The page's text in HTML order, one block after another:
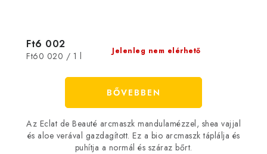
Jelenleg nem elérhető
Ft6 002
Egységár:
Ft60 020 / 1 l
BŐVEBBEN
Az Eclat de Beauté arcmaszk mandulamézzel, shea vajjal
és aloe verával gazdagított. Ez a bio arcmaszk táplálja és
puhítja a normál és száraz bőrt.